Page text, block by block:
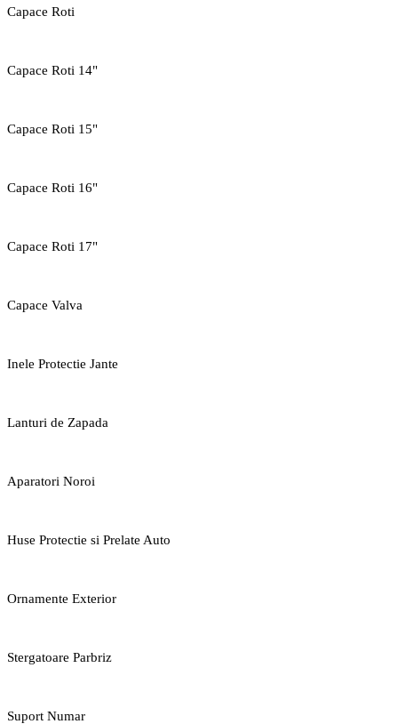
Capace Roti
Capace Roti 14"
Capace Roti 15"
Capace Roti 16"
Capace Roti 17"
Capace Valva
Inele Protectie Jante
Lanturi de Zapada
Aparatori Noroi
Huse Protectie si Prelate Auto
Ornamente Exterior
Stergatoare Parbriz
Suport Numar